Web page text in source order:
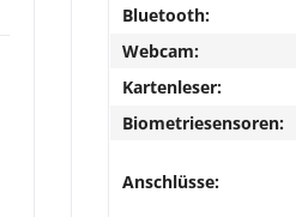
Bluetooth:
Webcam:
Kartenleser:
Biometriesensoren:
Anschlüsse: